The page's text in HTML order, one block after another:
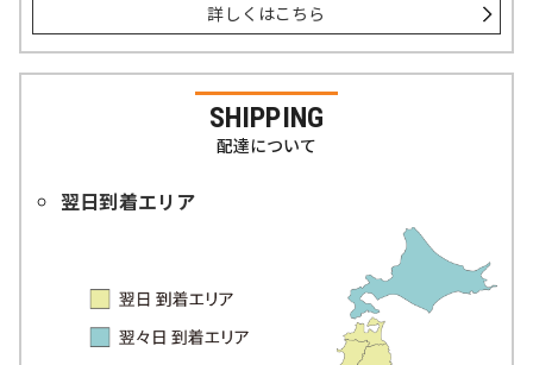
詳しくはこちら
SHIPPING
配達について
翌日到着エリア